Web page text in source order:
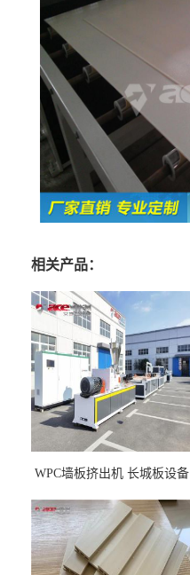
相关产品：
WPC墙板挤出机 长城板设备